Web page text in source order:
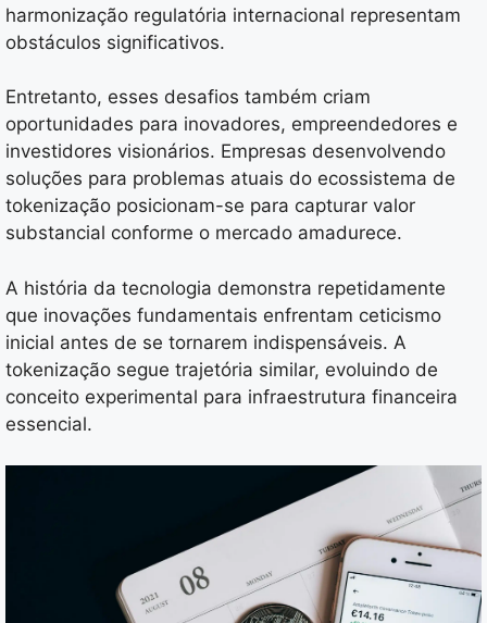
harmonização regulatória internacional representam
obstáculos significativos.
Entretanto, esses desafios também criam
oportunidades para inovadores, empreendedores e
investidores visionários. Empresas desenvolvendo
soluções para problemas atuais do ecossistema de
tokenização posicionam-se para capturar valor
substancial conforme o mercado amadurece.
A história da tecnologia demonstra repetidamente
que inovações fundamentais enfrentam ceticismo
inicial antes de se tornarem indispensáveis. A
tokenização segue trajetória similar, evoluindo de
conceito experimental para infraestrutura financeira
essencial.